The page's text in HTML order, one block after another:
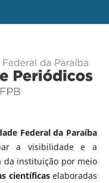
Federal da Paraíba
a visibilidade e a
da instituição por meio
científicaselaboradas